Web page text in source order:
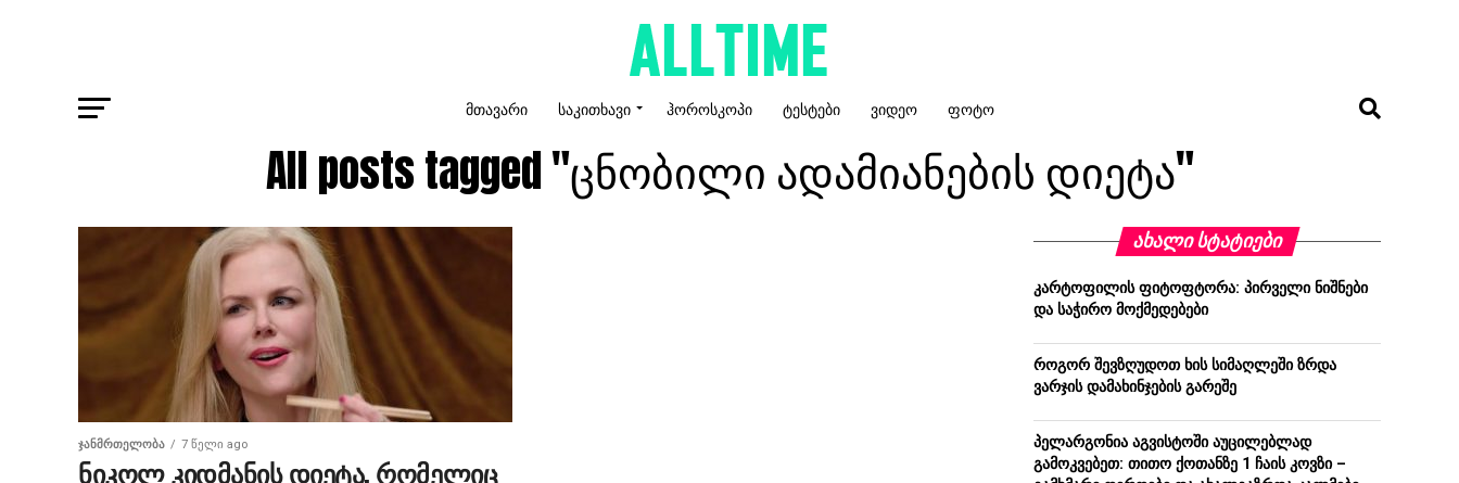
ᲛᲗᲐᲕᲐᲠᲘ ᲡᲐᲙᲘᲗᲮᲐᲕᲘ ᲰᲝᲠᲝᲡᲙᲝᲞᲘ ᲢᲔᲡᲢᲔᲑᲘ ᲕᲘᲓᲔᲝ ᲤᲝᲢᲝ
All posts tagged "ცნობილი ადამიანების დიეტა"
ᲯᲐᲜᲛᲠᲗᲔᲚᲝᲑᲐ 7 წელი ago
ნიკოლ კიდმანის დიეტა, რომელიც
ᲐᲮᲐᲚᲘ ᲡᲢᲐᲢᲘᲔᲑᲘ
კარტოფილის ფიტოფტორა: პირველი ნიშნები
და საჭირო მოქმედებები
როგორ შევზღუდოთ ხის სიმაღლეში ზრდა
ვარჯის დამახინჯების გარეშე
პელარგონია აგვისტოში აუცილებლად
გამოკვებეთ: თითო ქოთანზე 1 ჩაის კოვზი –